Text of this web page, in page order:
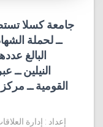
جامعة كسلا
ــ لحملة
النيلين ــ